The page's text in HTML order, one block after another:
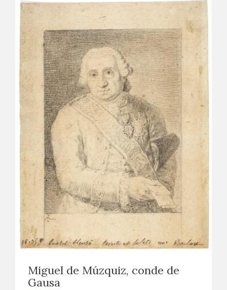
CATÁLOGO
GOYA EN EL MUNDO
GOYA EN ARAGÓN
PREMIO ARAGÓN GOYA
EDICIONES
PUBLICACIONES
TIENDA ONLINE
EDUCAMiguel de Múzquiz, conde de
Gausa